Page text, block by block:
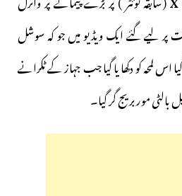
لیے گئے ایک ویڈیو میں جو کہ سوشل
اس لمحہ کو دکھا یا گیا جب جہاز کے ٹکرانے
مور بریج گر گیا۔